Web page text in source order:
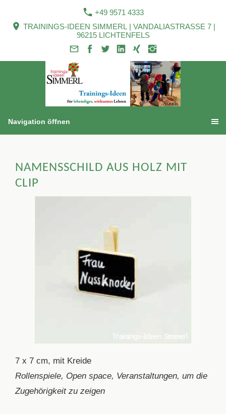
+49 9571 4333
TRAININGS-IDEEN SIMMERL | VANDALIASTRASSE 7 |
96215 LICHTENFELS
Navigation öffnen
NAMENSSCHILD AUS HOLZ MIT
CLIP
7 x 7 cm, mit Kreide
Rollenspiele, Open space, Veranstaltungen, um die
Zugehörigkeit zu zeigen